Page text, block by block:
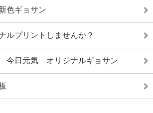
色ギョサン
ルプリントしませんか？
今日元気 オリジナルギョサン